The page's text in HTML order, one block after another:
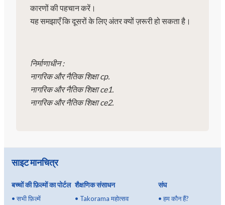
कारणों की पहचान करें।
यह समझाएँ कि दूसरों के लिए अंतर क्यों ज़रूरी हो सकता है।
निर्माणाधीन :
नागरिक और नैतिक शिक्षा cp.
नागरिक और नैतिक शिक्षा ce1.
नागरिक और नैतिक शिक्षा ce2.
साइट मानचित्र
बच्चों की फ़िल्मों का पोर्टल
• सभी फ़िल्में
शैक्षणिक संसाधन
• Takorama महोत्सव
संघ
•हम कौन हैं?